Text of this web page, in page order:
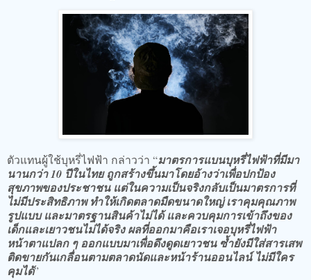
ตัวแทนผู้ใช้บุหรี่ไฟฟ้า กล่าวว่า “มาตรการแบนบุหรี่ไฟฟ้าที่มีมา
นานกว่า 10 ปีในไทย ถูกสร้างขึ้นมาโดยอ้างว่าเพื่อปกป้อง
สุขภาพของประชาชน แต่ในความเป็นจริงกลับเป็นมาตรการที่
ไม่มีประสิทธิภาพ ทำให้เกิดตลาดมืดขนาดใหญ่ เราคุมคุณภาพ
รูปแบบ และมาตรฐานสินค้าไม่ได้ และควบคุมการเข้าถึงของ
เด็กและเยาวชนไม่ได้จริง ผลที่ออกมาคือเราเจอบุหรี่ไฟฟ้า
หน้าตาแปลก ๆ ออกแบบมาเพื่อดึงดูดเยาวชน ซ้ำยังมีใส่สารเสพ
ติดขายกันเกลื่อนตามตลาดนัดและหน้าร้านออนไลน์ ไม่มีใคร
คุมได้”